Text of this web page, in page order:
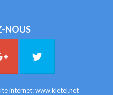
NOUS
internet:www.kletel.net